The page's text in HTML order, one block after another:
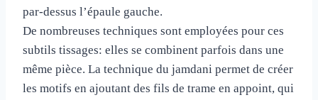
par-dessus l’épaule gauche.
De nombreuses techniques sont employées pour ces
subtils tissages: elles se combinent parfois dans une
même pièce. La technique du jamdani permet de créer
les motifs en ajoutant des fils de trame en appoint, qui